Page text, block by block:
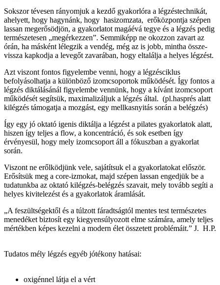
Sokszor tévesen rányomjuk a kezdő gyakorlóra a légzéstechnikát,
ahelyett, hogy hagynánk, hogy hasizomzata, erőközpontja szépen
lassan megerősödjön, a gyakorlatot magáévá tegye és a légzés pedig
természetesen „megérkezzen”. Semmiképp ne okozzon zavart az
órán, ha másként lélegzik a vendég, még az is jobb, mintha össze-
vissza kapkodja a levegőt zavarában, hogy eltalálja a helyes légzést.
Azt viszont fontos figyelembe venni, hogy a légzésciklus
befolyásolhatja a különböző izomcsoportok működését. Így fontos a
légzés diktálásánál figyelembe vennünk, hogy a kívánt izomcsoport
működését segítsük, maximalizáljuk a légzés által. (pl.hasprés alatt
kilégzés támogatja a mozgást, egy mellkasnyitás során a belégzés)
Így egy jó oktató igenis diktálja a légzést a pilates gyakorlatok alatt,
hiszen így teljes a flow, a koncentráció, és sok esetben így
érvényesül, hogy mely izomcsoport áll a fókuszban a gyakorlat
során.
Viszont ne erőlködjünk vele, sajátítsuk el a gyakorlatokat először.
Erősítsük meg a core-izmokat, majd szépen lassan engedjük be a
tudatunkba az oktató kilégzés-belégzés szavait, mely tovább segíti a
helyes kivitelezést és a gyakorlatok áramlását.
„A feszültségektől és a túlzott fáradtságtól mentes test természetes
menedéket biztosít egy kiegyensúlyozott elme számára, amely teljes
mértékben képes kezelni a modern élet összetett problémáit.” J. H.P.
Tudatos mély légzés egyéb jótékony hatásai:
oxigénnel látja el a vért